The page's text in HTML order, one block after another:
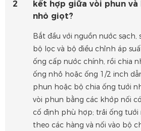
2
kết hợp giữa vòi phun
nhỏ giọt?
Bắt đầu với nguồn nước sạch,
bộ lọc và bộ điều chỉnh áp
ống cấp nước chính, rồi chia
ống nhỏ hoặc ống 1/2 inch
phun hoặc bộ chia ống tưới
vòi phun bằng các khớp nối
cố định phù hợp; trải ống
theo các hàng và nối vào bộ